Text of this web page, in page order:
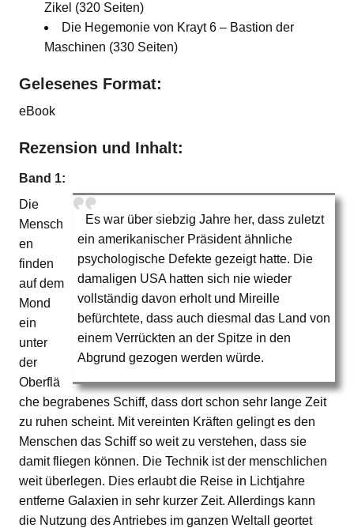
Zikel (320 Seiten)
Die Hegemonie von Krayt 6 – Bastion der
Maschinen (330 Seiten)
Gelesenes Format:
eBook
Rezension und Inhalt:
Band 1:
Es war über siebzig Jahre her, dass zuletzt
ein amerikanischer Präsident ähnliche
psychologische Defekte gezeigt hatte. Die
damaligen USA hatten sich nie wieder
vollständig davon erholt und Mireille
befürchtete, dass auch diesmal das Land von
einem Verrückten an der Spitze in den
Abgrund gezogen werden würde.
Die
Mensch
en
finden
auf dem
Mond
ein
unter
der
Oberflä
che begrabenes Schiff, dass dort schon sehr lange Zeit
zu ruhen scheint. Mit vereinten Kräften gelingt es den
Menschen das Schiff so weit zu verstehen, dass sie
damit fliegen können. Die Technik ist der menschlichen
weit überlegen. Dies erlaubt die Reise in Lichtjahre
entferne Galaxien in sehr kurzer Zeit. Allerdings kann
die Nutzung des Antriebes im ganzen Weltall geortet